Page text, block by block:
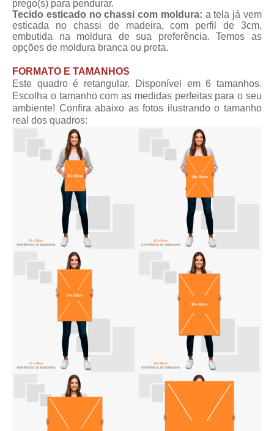
prego(s) para pendurar.
Tecido esticado no chassi com moldura: a tela já vem
esticada no chassi de madeira, com perfil de 3cm,
embutida na moldura de sua preferência. Temos as
opções de moldura branca ou preta.
FORMATO E TAMANHOS
Este quadro é retangular. Disponível em 6 tamanhos.
Escolha o tamanho com as medidas perfeitas para o seu
ambiente! Confira abaixo as fotos ilustrando o tamanho
real dos quadros: